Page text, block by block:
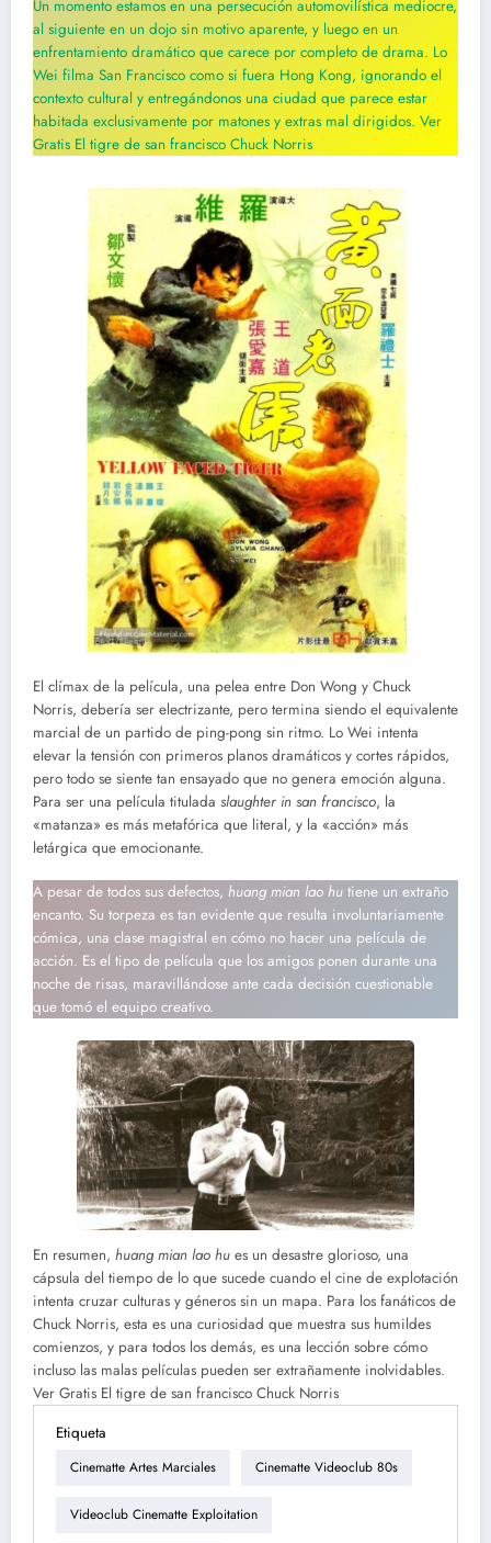
Un momento estamos en una persecución automovilística mediocre,
al siguiente en un dojo sin motivo aparente, y luego en un
enfrentamiento dramático que carece por completo de drama. Lo
Wei filma San Francisco como si fuera Hong Kong, ignorando el
contexto cultural y entregándonos una ciudad que parece estar
habitada exclusivamente por matones y extras mal dirigidos. Ver
Gratis El tigre de san francisco Chuck Norris
El clímax de la película, una pelea entre Don Wong y Chuck
Norris, debería ser electrizante, pero termina siendo el equivalente
marcial de un partido de ping-pong sin ritmo. Lo Wei intenta
elevar la tensión con primeros planos dramáticos y cortes rápidos,
pero todo se siente tan ensayado que no genera emoción alguna.
Para ser una película titulada slaughter in san francisco, la
«matanza» es más metafórica que literal, y la «acción» más
letárgica que emocionante.
A pesar de todos sus defectos, huang mian lao hu tiene un extraño
encanto. Su torpeza es tan evidente que resulta involuntariamente
cómica, una clase magistral en cómo no hacer una película de
acción. Es el tipo de película que los amigos ponen durante una
noche de risas, maravillándose ante cada decisión cuestionable
que tomó el equipo creativo.
En resumen, huang mian lao hu es un desastre glorioso, una
cápsula del tiempo de lo que sucede cuando el cine de explotación
intenta cruzar culturas y géneros sin un mapa. Para los fanáticos de
Chuck Norris, esta es una curiosidad que muestra sus humildes
comienzos, y para todos los demás, es una lección sobre cómo
incluso las malas películas pueden ser extrañamente inolvidables.
Ver Gratis El tigre de san francisco Chuck Norris
Etiqueta
Cinematte Artes Marciales Cinematte Videoclub 80s
Videoclub Cinematte Exploitation